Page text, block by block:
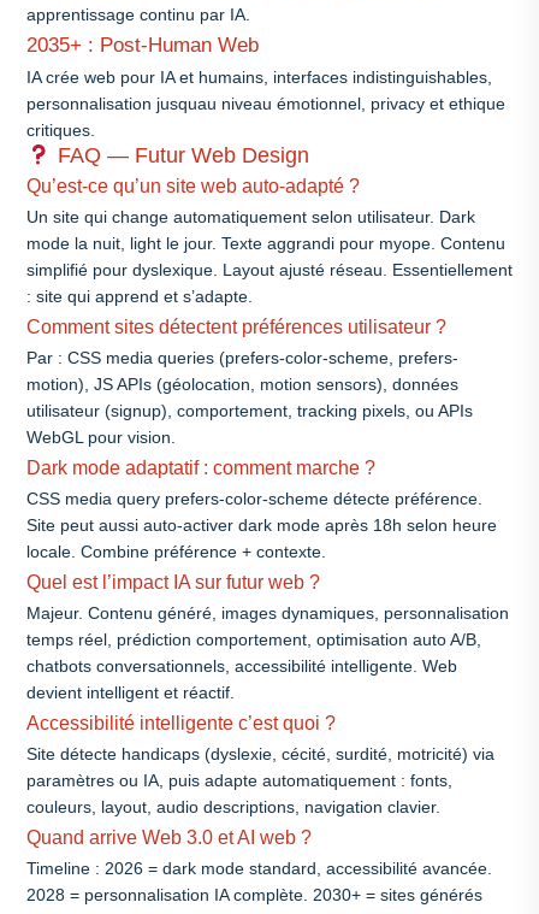
apprentissage continu par IA.
2035+ : Post-Human Web
IA crée web pour IA et humains, interfaces indistinguishables,
personnalisation jusquau niveau émotionnel, privacy et ethique
critiques.
FAQ — Futur Web Design
Qu’est-ce qu’un site web auto-adapté ?
Un site qui change automatiquement selon utilisateur. Dark
mode la nuit, light le jour. Texte aggrandi pour myope. Contenu
simplifié pour dyslexique. Layout ajusté réseau. Essentiellement
: site qui apprend et s’adapte.
Comment sites détectent préférences utilisateur ?
Par : CSS media queries (prefers-color-scheme, prefers-
motion), JS APIs (géolocation, motion sensors), données
utilisateur (signup), comportement, tracking pixels, ou APIs
WebGL pour vision.
Dark mode adaptatif : comment marche ?
CSS media query prefers-color-scheme détecte préférence.
Site peut aussi auto-activer dark mode après 18h selon heure
locale. Combine préférence + contexte.
Quel est l’impact IA sur futur web ?
Majeur. Contenu généré, images dynamiques, personnalisation
temps réel, prédiction comportement, optimisation auto A/B,
chatbots conversationnels, accessibilité intelligente. Web
devient intelligent et réactif.
Accessibilité intelligente c’est quoi ?
Site détecte handicaps (dyslexie, cécité, surdité, motricité) via
paramètres ou IA, puis adapte automatiquement : fonts,
couleurs, layout, audio descriptions, navigation clavier.
Quand arrive Web 3.0 et AI web ?
Timeline : 2026 = dark mode standard, accessibilité avancée.
2028 = personnalisation IA complète. 2030+ = sites générés